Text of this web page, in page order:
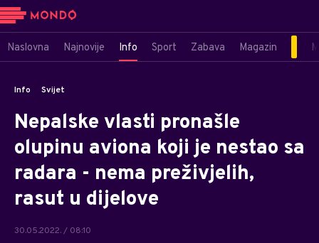
Naslovna Najnovije Info Sport Zabava Magazin
Info Svijet
Nepalske vlasti pronašle
olupinu aviona koji je nestao sa
radara - nema preživjelih,
rasut u dijelove
30.05.2022. / 08:10